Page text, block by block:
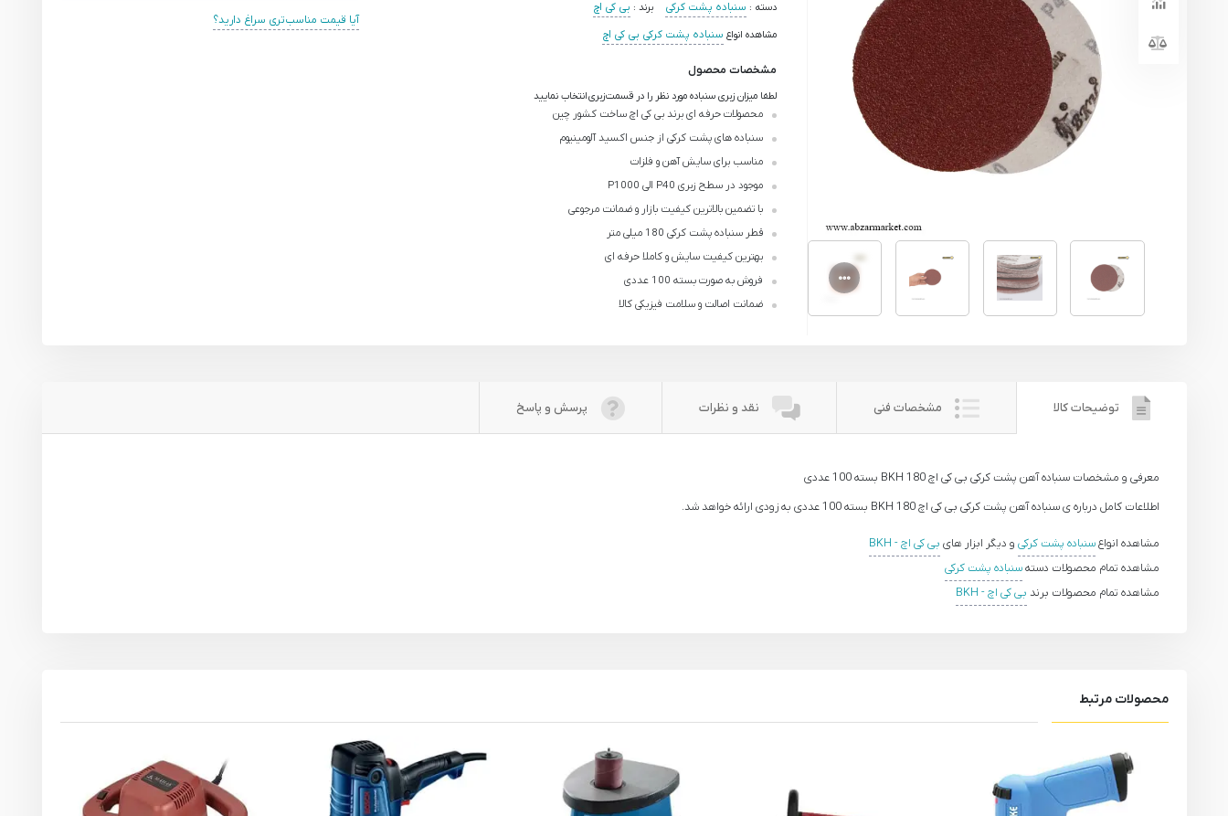
ابزار دقیق و اندازه گیری
یراق آلات
قطعات یدکی ابزارآلات
دسته : سنباده پشت کرکی برند : بی کی اچ
مشاهده انواع سنباده پشت کرکی بی کی اچ
مشخصات محصول
لطفا میزان زبری سنباده مورد نظر را در قسمتزبریانتخاب نمایید
محصولات حرفه ای برند بی کی اچ ساخت کشور چین
سنباده های پشت کرکی از جنس اکسید آلومینیوم
مناسب برای سایش آهن و فلزات
موجود در سطح زبری P40 الی P1000
با تضمین بالاترین کیفیت بازار و ضمانت مرجوعی
قطر سنباده پشت کرکی 180 میلی متر
بهترین کیفیت سایش و کاملا حرفه ای
فروش به صورت بسته 100 عددی
ضمانت اصالت و سلامت فیزیکی کالا
آیا قیمت مناسب‌تری سراغ دارید؟
توضیحات کالا مشخصات فنی نقد و نظرات پرسش و پاسخ
معرفی و مشخصات سنباده آهن پشت کرکی بی کی اچ BKH 180 بسته 100 عددی
اطلاعات کامل درباره ی سنباده آهن پشت کرکی بی کی اچ BKH 180 بسته 100 عددی به زودی ارائه خواهد شد.
مشاهده انواعسنباده پشت کرکی و دیگر ابزار های بی کی اچ - BKH
مشاهده تمام محصولات دستهسنباده پشت کرکی
مشاهده تمام محصولات برند بی کی اچ - BKH
محصولات مرتبط